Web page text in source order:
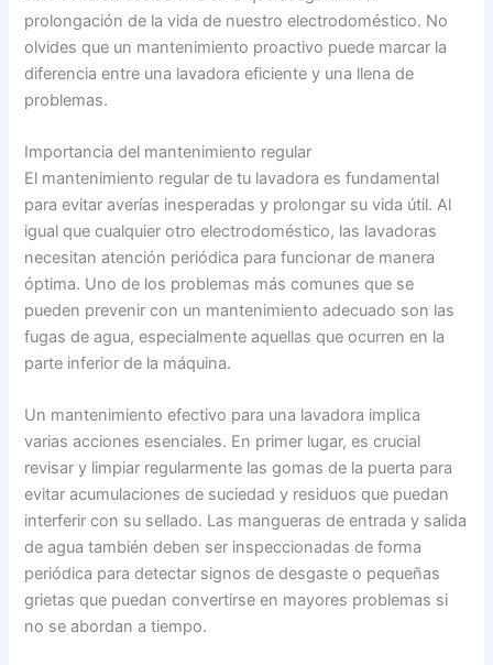
prolongación de la vida de nuestro electrodoméstico. No
olvides que un mantenimiento proactivo puede marcar la
diferencia entre una lavadora eficiente y una llena de
problemas.
Importancia del mantenimiento regular
El mantenimiento regular de tu lavadora es fundamental
para evitar averías inesperadas y prolongar su vida útil. Al
igual que cualquier otro electrodoméstico, las lavadoras
necesitan atención periódica para funcionar de manera
óptima. Uno de los problemas más comunes que se
pueden prevenir con un mantenimiento adecuado son las
fugas de agua, especialmente aquellas que ocurren en la
parte inferior de la máquina.
Un mantenimiento efectivo para una lavadora implica
varias acciones esenciales. En primer lugar, es crucial
revisar y limpiar regularmente las gomas de la puerta para
evitar acumulaciones de suciedad y residuos que puedan
interferir con su sellado. Las mangueras de entrada y salida
de agua también deben ser inspeccionadas de forma
periódica para detectar signos de desgaste o pequeñas
grietas que puedan convertirse en mayores problemas si
no se abordan a tiempo.